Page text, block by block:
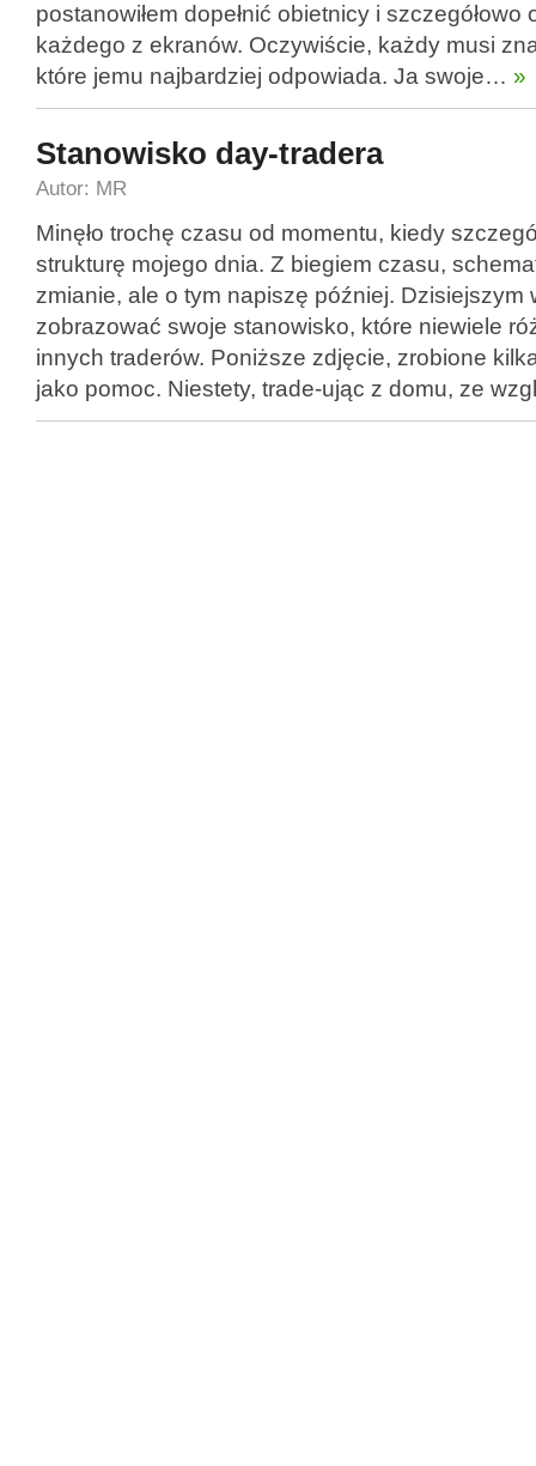
postanowiłem dopełnić obietnicy i
każdego z ekranów. Oczywiście, każdy musi
które jemu najbardziej odpowiada. Ja swoje… »
Stanowisko day-tradera
Autor: MR
Minęło trochę czasu od momentu, kiedy
strukturę mojego dnia. Z biegiem czasu,
zmianie, ale o tym napiszę później. Dzisiejszym
zobrazować swoje stanowisko, które niewiele
innych traderów. Poniższe zdjęcie, zrobione
jako pomoc. Niestety, trade-ując z domu, ze